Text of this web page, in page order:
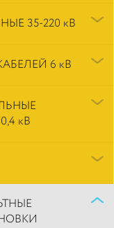
35-220 кВ
6 кВ
кВ